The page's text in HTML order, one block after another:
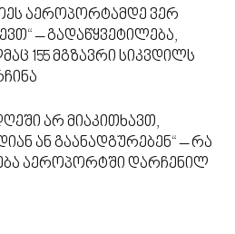
აეროპორტამდე ვერ
– გადაწყვეტილება,
155 მგზავრი სიკვდილს
არ მიაკითხავთ,
ან გაანადგურებენ“ – რა
აეროპორტში დარჩენილ